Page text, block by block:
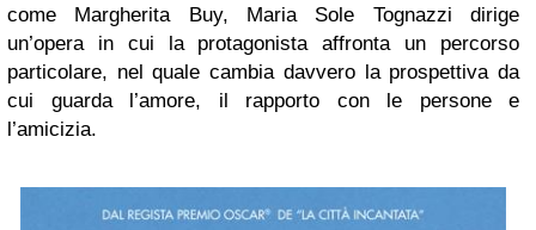
come Margherita Buy, Maria Sole Tognazzi dirige
un’opera in cui la protagonista affronta un percorso
particolare, nel quale cambia davvero la prospettiva da
cui guarda l’amore, il rapporto con le persone e
l’amicizia.